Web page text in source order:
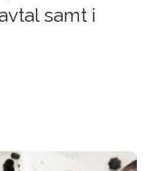
samt i